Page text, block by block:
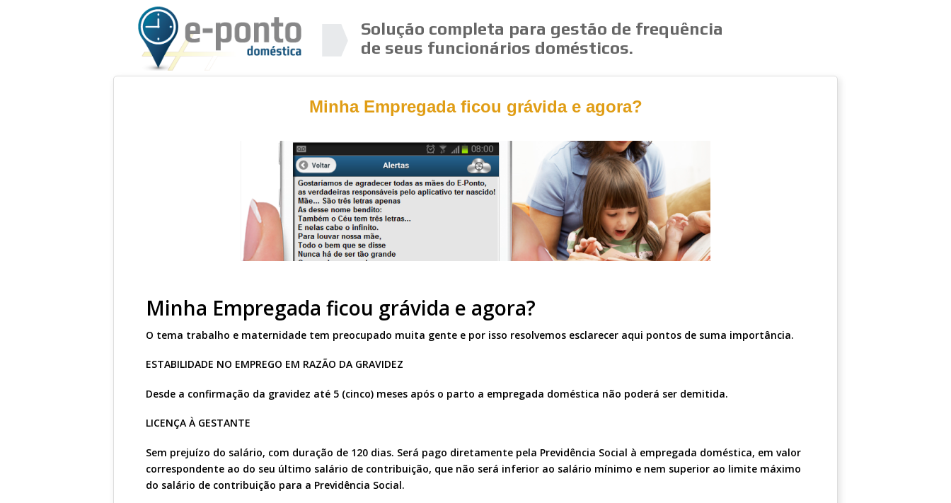
Solução completa para gestão de frequência
de seus funcionários domésticos.
Minha Empregada ficou grávida e agora?
Minha Empregada ficou grávida e agora?
O tema trabalho e maternidade tem preocupado muita gente e por isso resolvemos esclarecer aqui pontos de suma importância.
ESTABILIDADE NO EMPREGO EM RAZÃO DA GRAVIDEZ
Desde a confirmação da gravidez até 5 (cinco) meses após o parto a empregada doméstica não poderá ser demitida.
LICENÇA À GESTANTE
Sem prejuízo do salário, com duração de 120 dias. Será pago diretamente pela Previdência Social à empregada doméstica, em valor
correspondente ao do seu último salário de contribuição, que não será inferior ao salário mínimo e nem superior ao limite máximo
do salário de contribuição para a Previdência Social.